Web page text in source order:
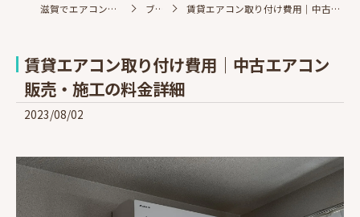
滋賀でエアコン取付なら廣田電気 ブログ 賃貸エアコン取り付け費用｜中古エアコン販売・施工の料金詳細
賃貸エアコン取り付け費用｜中古エアコン
販売・施工の料金詳細
2023/08/02